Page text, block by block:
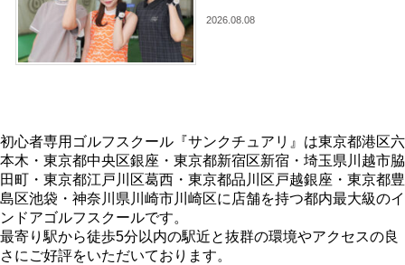
2026.08.08
初心者専用ゴルフスクール『サンクチュアリ』は東京都港区六
本木・東京都中央区銀座・東京都新宿区新宿・埼玉県川越市脇
田町・東京都江戸川区葛西・東京都品川区戸越銀座・東京都豊
島区池袋・神奈川県川崎市川崎区に店舗を持つ都内最大級のイ
ンドアゴルフスクールです。
最寄り駅から徒歩5分以内の駅近と抜群の環境やアクセスの良
さにご好評をいただいております。